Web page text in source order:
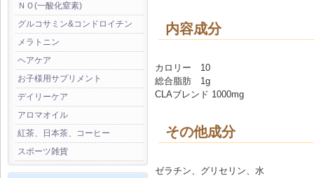
ＮＯ(一酸化窒素)
グルコサミン&コンドロイチン
メラトニン
ヘアケア
お子様用サプリメント
デイリーケア
アロマオイル
紅茶、日本茶、コーヒー
スポーツ雑貨
内容成分
カロリー 10
総合脂肪 1g
CLAブレンド 1000mg
その他成分
ゼラチン、グリセリン、水